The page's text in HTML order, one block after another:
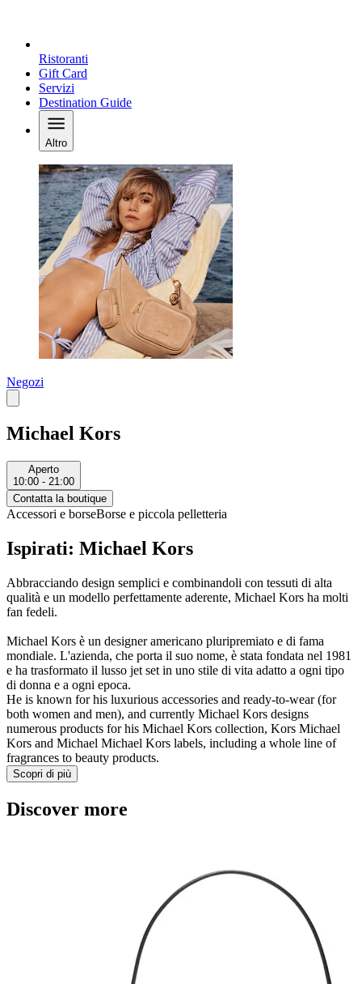
Ristoranti
Gift Card
Servizi
Destination Guide
Altro
Negozi
Michael Kors
Aperto
10:00 - 21:00
Contatta la boutique
Accessori e borseBorse e piccola pelletteria
Ispirati: Michael Kors
Abbracciando design semplici e combinandoli con tessuti di alta
qualità e un modello perfettamente aderente, Michael Kors ha molti
fan fedeli.
Michael Kors è un designer americano pluripremiato e di fama
mondiale. L'azienda, che porta il suo nome, è stata fondata nel 1981
e ha trasformato il lusso jet set in uno stile di vita adatto a ogni tipo
di donna e a ogni epoca.
He is known for his luxurious accessories and ready-to-wear (for
both women and men), and currently Michael Kors designs
numerous products for his Michael Kors collection, Kors Michael
Kors and Michael Michael Kors labels, including a whole line of
fragrances to beauty products.
Scopri di più
Discover more